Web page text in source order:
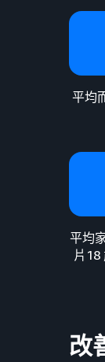
平均
平均
片18
改